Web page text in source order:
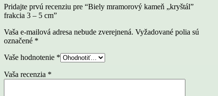
Pridajte prvú recenziu pre “Biely mramorový kameň „kryštál”
frakcia 3 – 5 cm”
Vaša e-mailová adresa nebude zverejnená. Vyžadované polia sú
označené *
Vaše hodnotenie *
Vaša recenzia *